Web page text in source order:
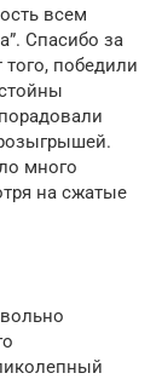
всем
Спасибо за
победили
много
на сжатые